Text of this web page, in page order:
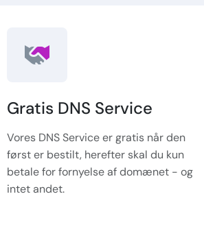
Gratis DNS Service
Vores DNS Service er gratis når den
først er bestilt, herefter skal du kun
betale for fornyelse af domænet - og
intet andet.